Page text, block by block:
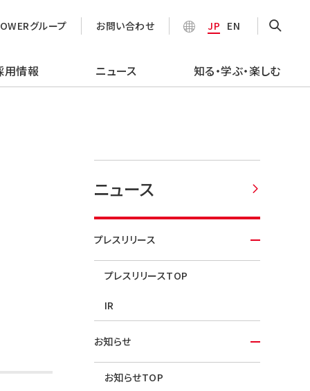
用情報 ニュース 知る・学ぶ・楽しむ
グループ お問い合わせ JP EN
ニュース
プレスリリース
プレスリリースTOP
IR
お知らせ
お知らせTOP